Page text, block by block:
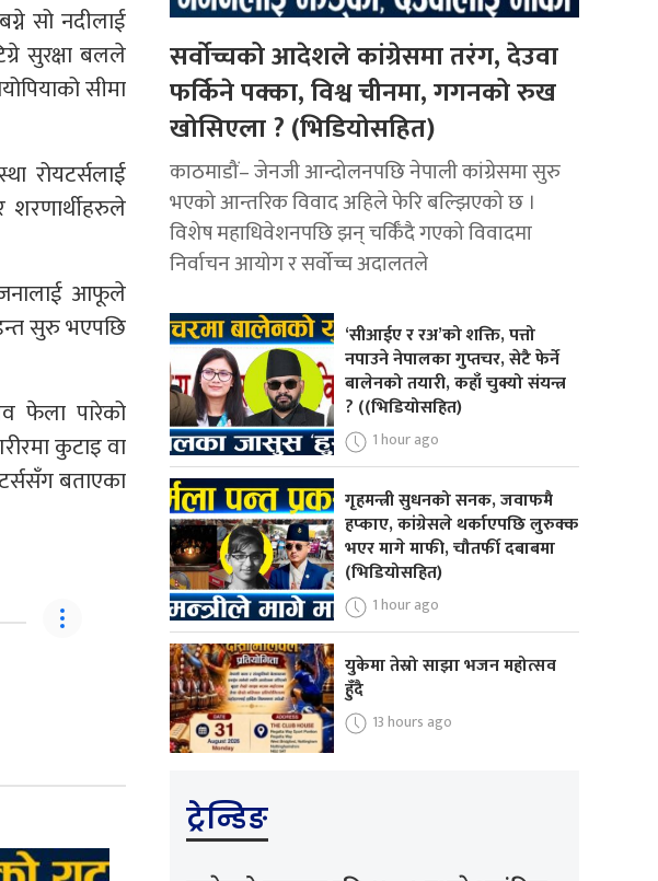
सो नदीलाई
सुरक्षा बलले
सीमा
रोयटर्सलाई
आफूले
सुरु भएपछि
फेला पारेको
कुटाइ वा
बताएका
सर्वोच्चको आदेशले कांग्रेसमा तरंग, देउवा
फर्किने पक्का, विश्व चीनमा, गगनको रुख
खोसिएला ? (भिडियोसहित)
काठमाडौं– जेनजी आन्दोलनपछि नेपाली कांग्रेसमा सुरु
भएको आन्तरिक विवाद अहिले फेरि बल्झिएको छ ।
विशेष महाधिवेशनपछि झन् चर्किँदै गएको विवादमा
निर्वाचन आयोग र सर्वोच्च अदालतले
‘सीआईए र रअ’को शक्ति, पत्तो
नपाउने नेपालका गुप्तचर, सेटै फेर्ने
बालेनको तयारी, कहाँ चुक्यो संयन्त्र
? ((भिडियोसहित)
1 hour ago
गृहमन्त्री सुधनको सनक, जवाफमै
हप्काए, कांग्रेसले थर्काएपछि लुरुक्क
भएर मागे माफी, चौतर्फी दबाबमा
(भिडियोसहित)
1 hour ago
युकेमा तेस्रो साझा भजन महोत्सव
हुँदै
13 hours ago
ट्रेन्डिङ